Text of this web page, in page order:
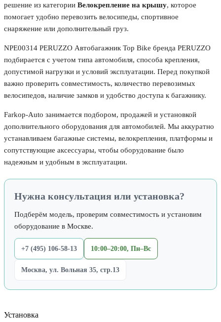
решение из категории Велокрепление на крышу, которое
помогает удобно перевозить велосипеды, спортивное
снаряжение или дополнительный груз.
NPE00314 PERUZZO Автобагажник Top Bike бренда PERUZZO
подбирается с учетом типа автомобиля, способа крепления,
допустимой нагрузки и условий эксплуатации. Перед покупкой
важно проверить совместимость, количество перевозимых
велосипедов, наличие замков и удобство доступа к багажнику.
Farkop-Auto занимается подбором, продажей и установкой
дополнительного оборудования для автомобилей. Мы аккуратно
устанавливаем багажные системы, велокрепления, платформы и
сопутствующие аксессуары, чтобы оборудование было
надежным и удобным в эксплуатации.
Нужна консультация или установка?
Подберём модель, проверим совместимость и установим
оборудование в Москве.
+7 (495) 106-58-13 10:00–20:00, Пн–Вс
Москва, ул. Вольная 35, стр.13
Установка